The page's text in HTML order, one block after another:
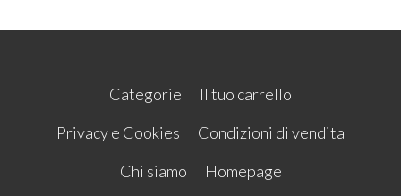
Categorie
Il tuo carrello
Privacy e Cookies
Condizioni di vendita
Chi siamo
Homepage